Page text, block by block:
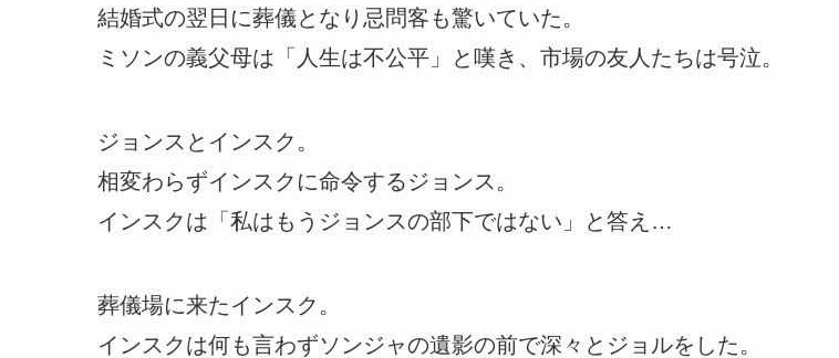
結婚式の翌日に葬儀となり忌問客も驚いていた。
ミソンの義父母は「人生は不公平」と嘆き、市場の友人たちは号泣。
ジョンスとインスク。
相変わらずインスクに命令するジョンス。
インスクは「私はもうジョンスの部下ではない」と答え…
葬儀場に来たインスク。
インスクは何も言わずソンジャの遺影の前で深々とジョルをした。